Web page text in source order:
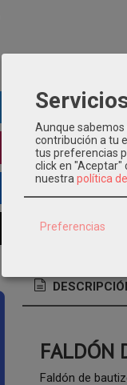
Categoría:BAUTIZO
bautizo trajes-
faldon-de-bautizo-
bautizo-bebe-
bautizo-artesanal
FALDÓN
Faldón de
Aunque
contribución a tu
tus preferencias
click en "Aceptar"
nuestrapolítica
Preferencias